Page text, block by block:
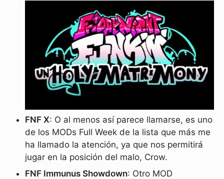
FNF X: O al menos así parece llamarse, es uno
de los MODs Full Week de la lista que más me
ha llamado la atención, ya que nos permitirá
jugar en la posición del malo, Crow.
FNF Immunus Showdown: Otro MOD